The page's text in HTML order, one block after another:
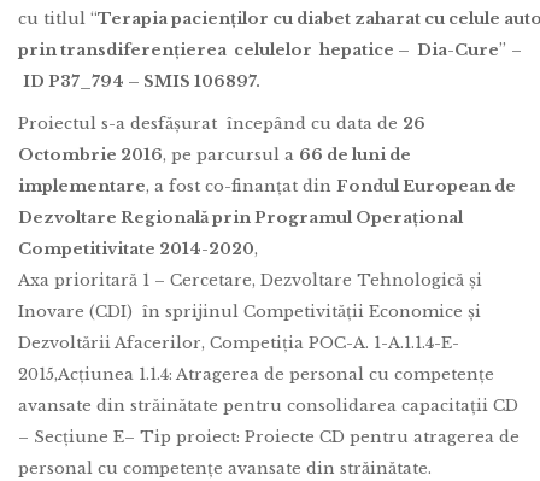
cu titlul “Terapia pacienților cu diabet zaharat cu celule
prin transdiferențierea celulelor hepatice – Dia-Cure” –
ID P37_794 – SMIS 106897.
Proiectul s-a desfășurat începând cu data de 26
Octombrie 2016, pe parcursul a 66 de luni de
implementare, a fost co-finanțat din Fondul European de
Dezvoltare Regională prin Programul Operațional
Competitivitate 2014-2020,
Axa prioritară 1 – Cercetare, Dezvoltare Tehnologică și
Inovare (CDI) în sprijinul Competivității Economice și
Dezvoltării Afacerilor, Competiția POC-A. 1-A.1.1.4-E-
2015,Acțiunea 1.1.4: Atragerea de personal cu competențe
avansate din străinătate pentru consolidarea capacitații CD
– Secțiune E– Tip proiect: Proiecte CD pentru atragerea de
personal cu competențe avansate din străinătate.